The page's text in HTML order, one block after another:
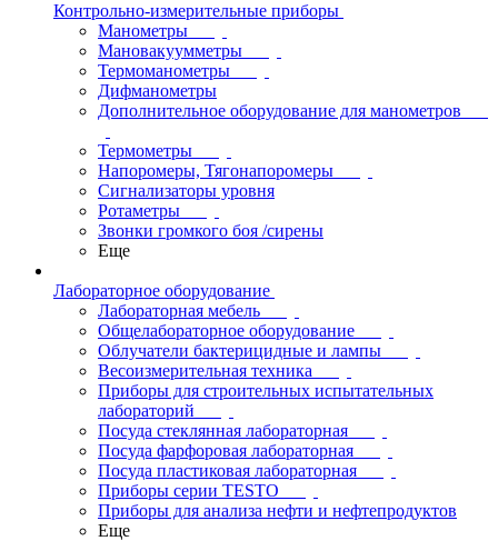
Контрольно-измерительные приборы
Манометры
Мановакуумметры
Термоманометры
Дифманометры
Дополнительное оборудование для манометров
Термометры
Напоромеры, Тягонапоромеры
Сигнализаторы уровня
Ротаметры
Звонки громкого боя /сирены
Еще
Лабораторное оборудование
Лабораторная мебель
Общелабораторное оборудование
Облучатели бактерицидные и лампы
Весоизмерительная техника
Приборы для строительных испытательных
лабораторий
Посуда стеклянная лабораторная
Посуда фарфоровая лабораторная
Посуда пластиковая лабораторная
Приборы серии TESTO
Приборы для анализа нефти и нефтепродуктов
Еще